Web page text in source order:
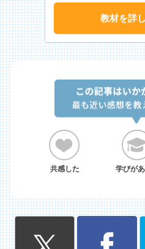
教材を詳
共感した 学びが